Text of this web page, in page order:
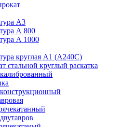
А3
А 800
А 1000
круглая А1 (А240C)
стальной круглый раскатка